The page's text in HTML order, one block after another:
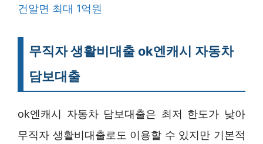
건알면 최대 1억원
무직자 생활비대출 ok엔캐시 자동차
담보대출
ok엔캐시 자동차 담보대출은 최저 한도가 낮아
무직자 생활비대출로도 이용할 수 있지만 기본적